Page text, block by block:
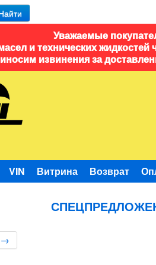
Уважаемые
и технических жидкостей
извинения за
VIN Витрина Возврат
→